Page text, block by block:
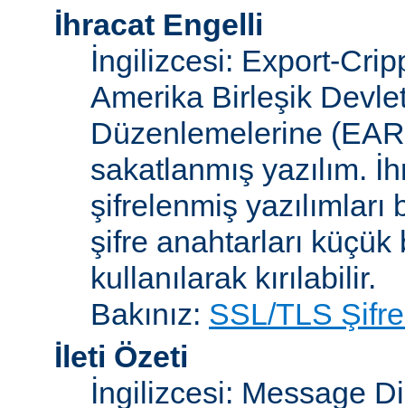
İhracat Engelli
İngilizcesi: Export-
Amerika Birleşik
Düzenlemelerine
sakatlanmış yazılım.
şifrelenmiş
şifre anahtarları
kullanılarak kırılabilir.
Bakınız: SSL/TLS
İleti Özeti
İngilizcesi: Message